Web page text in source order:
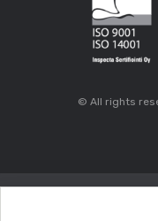
© All rights